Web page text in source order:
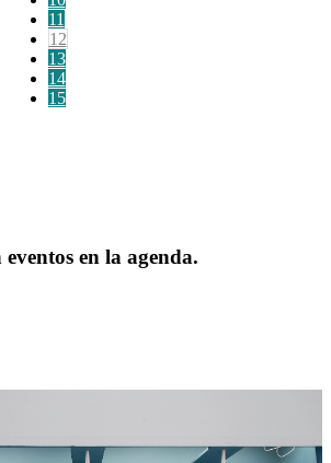
11
12
13
14
15
eventos en la agenda.